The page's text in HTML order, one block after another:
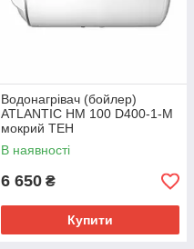
Водонагрівач (бойлер)
ATLANTIC HM 100 D400-1-M
мокрий ТЕН
В наявності
6 650 ₴
Купити